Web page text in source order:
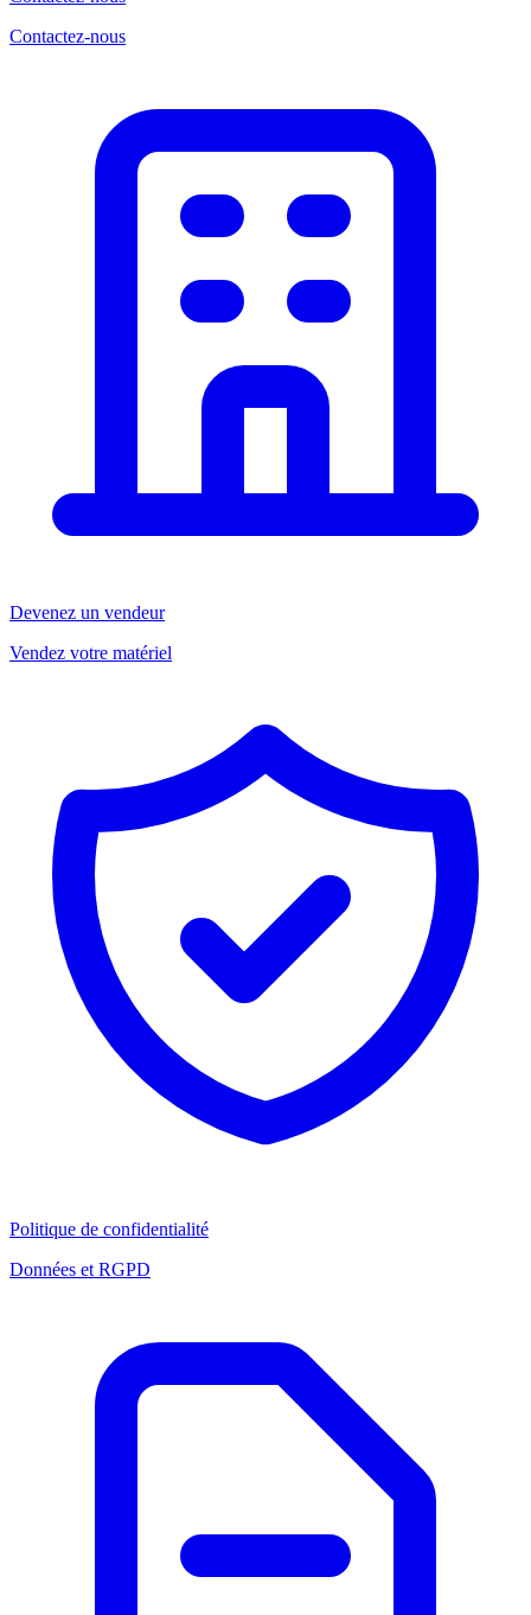
Contactez-nous
Devenez un vendeur
Vendez votre matériel
Politique de confidentialité
Données et RGPD